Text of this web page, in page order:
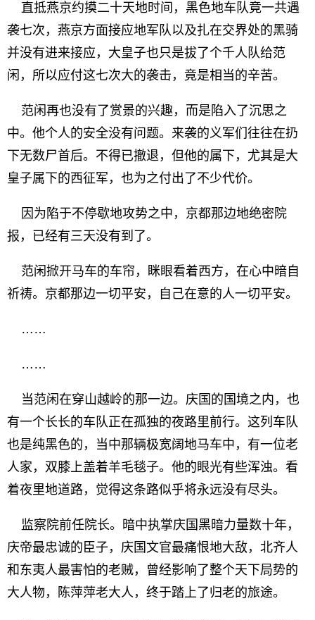
直抵燕京约摸二十天地时间，黑色地车队竟一共遇
袭七次，燕京方面接应地军队以及扎在交界处的黑骑
并没有进来接应，大皇子也只是拔了个千人队给范
闲，所以应付这七次大的袭击，竟是相当的辛苦。
范闲再也没有了赏景的兴趣，而是陷入了沉思之
中。他个人的安全没有问题。来袭的义军们往往在扔
下无数尸首后。不得已撤退，但他的属下，尤其是大
皇子属下的西征军，也为之付出了不少代价。
因为陷于不停歇地攻势之中，京都那边地绝密院
报，已经有三天没有到了。
范闲掀开马车的车帘，眯眼看着西方，在心中暗自
祈祷。京都那边一切平安，自己在意的人一切平安。
……
……
当范闲在穿山越岭的那一边。庆国的国境之内，也
有一个长长的车队正在孤独的夜路里前行。这列车队
也是纯黑色的，当中那辆极宽阔地马车中，有一位老
人家，双膝上盖着羊毛毯子。他的眼光有些浑浊。看
着夜里地道路，觉得这条路似乎将永远没有尽头。
监察院前任院长。暗中执掌庆国黑暗力量数十年，
庆帝最忠诚的臣子，庆国文官最痛恨地大敌，北齐人
和东夷人最害怕的老贼，曾经影响了整个天下局势的
大人物，陈萍萍老大人，终于踏上了归老的旅途。